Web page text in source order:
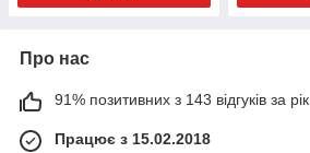
Про нас
91% позитивних з 143 відгуків за рік
Працює з 15.02.2018